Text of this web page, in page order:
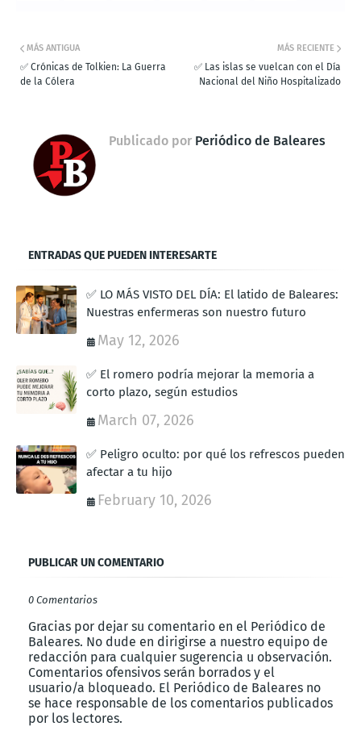
MÁS RECIENTE
✅ Las islas se vuelcan con el Día
Nacional del Niño Hospitalizado
MÁS ANTIGUA
✅ Crónicas de Tolkien: La Guerra
de la Cólera
Publicado por Periódico de Baleares
ENTRADAS QUE PUEDEN INTERESARTE
✅ LO MÁS VISTO DEL DÍA: El latido de Baleares:
Nuestras enfermeras son nuestro futuro
May 12, 2026
✅ El romero podría mejorar la memoria a
corto plazo, según estudios
March 07, 2026
✅ Peligro oculto: por qué los refrescos pueden
afectar a tu hijo
February 10, 2026
PUBLICAR UN COMENTARIO
0 Comentarios
Gracias por dejar su comentario en el Periódico de
Baleares. No dude en dirigirse a nuestro equipo de
redacción para cualquier sugerencia u observación.
Comentarios ofensivos serán borrados y el
usuario/a bloqueado. El Periódico de Baleares no
se hace responsable de los comentarios publicados
por los lectores.